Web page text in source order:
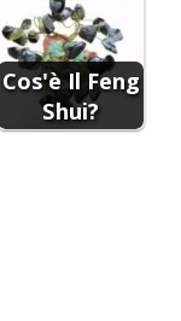
Cos'è Il Feng
Shui?